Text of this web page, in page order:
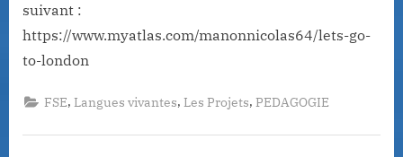
suivant :
https://www.myatlas.com/manonnicolas64/lets-go-
to-london
FSE,Langues vivantes,Les Projets,PEDAGOGIE